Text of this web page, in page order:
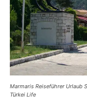
Marmaris Reiseführer Urlaub
Türkei Life